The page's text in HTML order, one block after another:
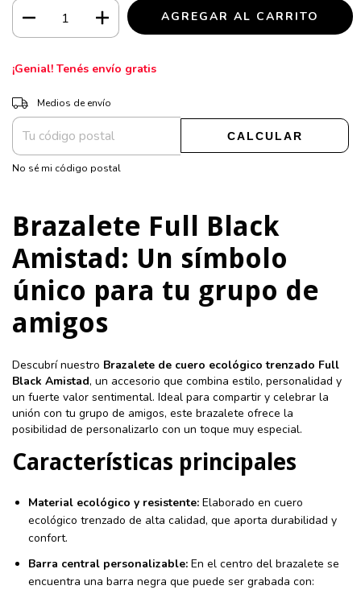
¡Genial! Tenés envío gratis
Entregas para el CP:
Medios de envío
CALCULAR
No sé mi código postal
Brazalete Full Black
Amistad: Un símbolo
único para tu grupo de
amigos
Descubrí nuestro Brazalete de cuero ecológico trenzado Full
Black Amistad, un accesorio que combina estilo, personalidad y
un fuerte valor sentimental. Ideal para compartir y celebrar la
unión con tu grupo de amigos, este brazalete ofrece la
posibilidad de personalizarlo con un toque muy especial.
Características principales
Material ecológico y resistente: Elaborado en cuero
ecológico trenzado de alta calidad, que aporta durabilidad y
confort.
Barra central personalizable: En el centro del brazalete se
encuentra una barra negra que puede ser grabada con: